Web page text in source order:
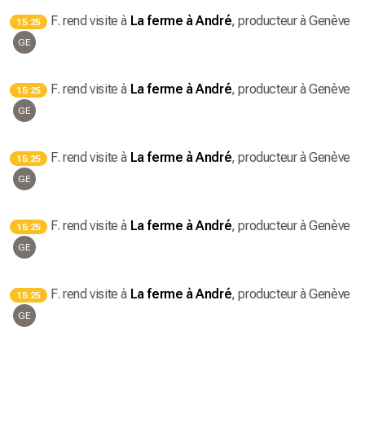
15:25 F. rend visite à La ferme à André, producteurà Genève
GE
15:25 F. rend visite à La ferme à André, producteurà Genève
GE
15:25 F. rend visite à La ferme à André, producteurà Genève
GE
15:25 F. rend visite à La ferme à André, producteurà Genève
GE
15:25 F. rend visite à La ferme à André, producteurà Genève
GE